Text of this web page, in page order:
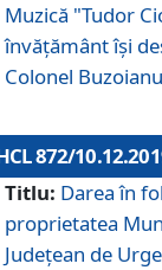
Muzică "Tudor
învățământ îşi
Colonel
872/
Titlu: Darea în
proprietatea
Judeţean de